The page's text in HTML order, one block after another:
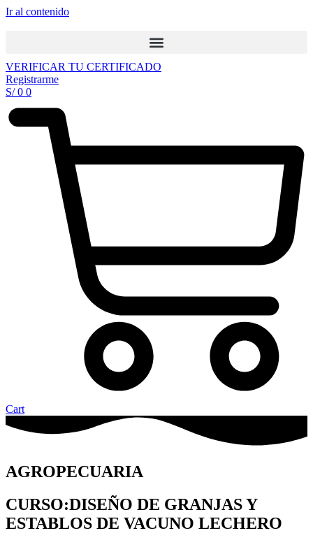
Ir al contenido
VERIFICAR TU CERTIFICADO
Registrarme
S/0 0
Cart
AGROPECUARIA
CURSO:DISEÑO DE GRANJAS Y
ESTABLOS DE VACUNO LECHERO